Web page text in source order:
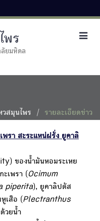
พร
ยมหิดล
วสมุนไพร รายละเอียดข่าว
พรา สะระแหน่ฝรั่ง ยูคาลิ
ของน้ำมันหอมระเหย
ะเพรา (Ocimum
piperita), ยูคาลิปตัส
เสือ (Plectranthus
วยน้ำ